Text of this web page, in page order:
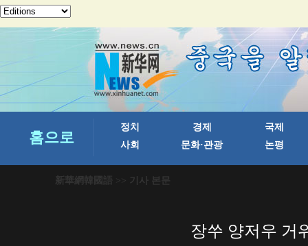
新華網韓國語 >> 기사 본문
장쑤 양저우 거